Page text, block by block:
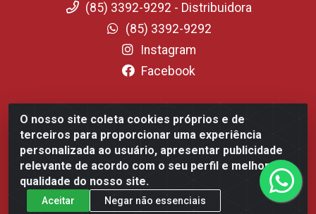
O nosso site coleta cookies próprios e de
terceiros para proporcionar uma experiência
personalizada ao usuário, apresentar publicidade
relevante de acordo com o seu perfil e melhorar a
qualidade do nosso site.
Aceitar Negar não essenciais
(85) 3392-9292 - Distribuidora
(85) 3392-9292
Instagram
Facebook
Fortali Distribuidora de Alimentos LTDA - Avenida Tomaz
Coelho, 1268 - Messejana, Fortaleza/CE - CEP 60.863-254-
CNPJ 09.317.318.0001-75